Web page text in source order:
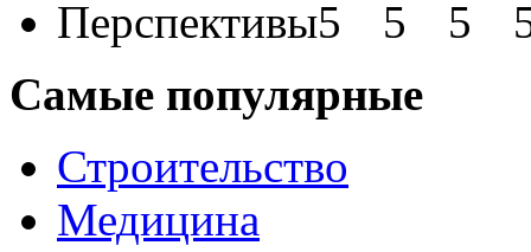
Перспективы
Самые популярные
Строительство
Медицина